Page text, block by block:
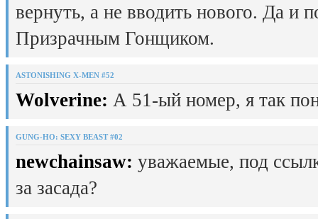
вернуть, а не вводить нового. Да и
Призрачным Гонщиком.
ASTONISHING X-MEN #52
Wolverine: А 51-ый номер, я так
GUNG-HO: SEXY BEAST #02
newchainsaw: уважаемые, под
за засада?